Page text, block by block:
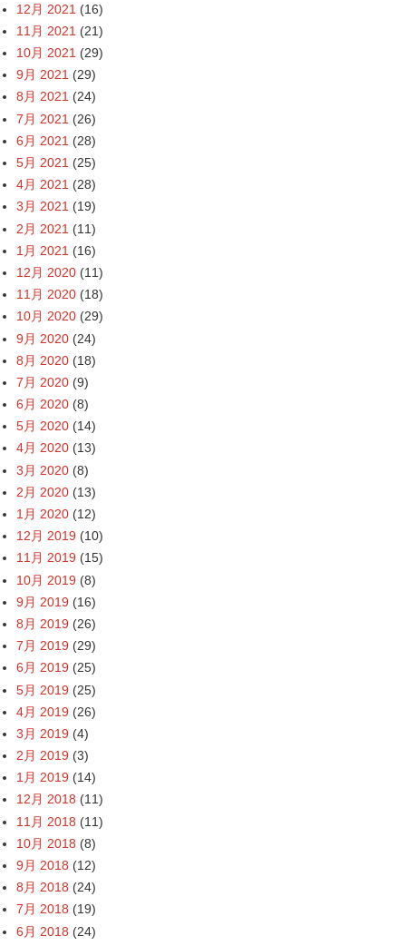
12月 2021 (16)
11月 2021 (21)
10月 2021 (29)
9月 2021 (29)
8月 2021 (24)
7月 2021 (26)
6月 2021 (28)
5月 2021 (25)
4月 2021 (28)
3月 2021 (19)
2月 2021 (11)
1月 2021 (16)
12月 2020 (11)
11月 2020 (18)
10月 2020 (29)
9月 2020 (24)
8月 2020 (18)
7月 2020 (9)
6月 2020 (8)
5月 2020 (14)
4月 2020 (13)
3月 2020 (8)
2月 2020 (13)
1月 2020 (12)
12月 2019 (10)
11月 2019 (15)
10月 2019 (8)
9月 2019 (16)
8月 2019 (26)
7月 2019 (29)
6月 2019 (25)
5月 2019 (25)
4月 2019 (26)
3月 2019 (4)
2月 2019 (3)
1月 2019 (14)
12月 2018 (11)
11月 2018 (11)
10月 2018 (8)
9月 2018 (12)
8月 2018 (24)
7月 2018 (19)
6月 2018 (24)